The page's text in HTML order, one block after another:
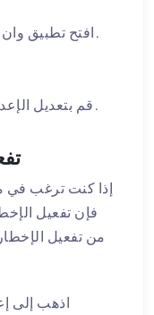
افتح تطبيق وان اكس بت وقم بتسجيل الدخول.
قم بتعديل الإعدادات بما يتناسب مع احتياجاتك.
4.
إذا كنت ترغب في
فإن تفعيل
من تفعيل
اذهب إلى